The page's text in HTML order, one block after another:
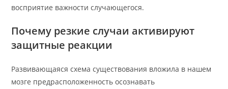
восприятие важности случающегося.
Почему резкие случаи активируют
защитные реакции
Развивающаяся схема существования вложила в нашем
мозге предрасположенность осознавать